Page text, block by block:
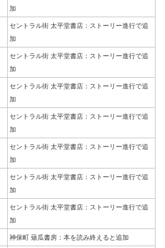
加
セントラル街 太平堂書店：ストーリー進行で追
加
セントラル街 太平堂書店：ストーリー進行で追
加
セントラル街 太平堂書店：ストーリー進行で追
加
セントラル街 太平堂書店：ストーリー進行で追
加
セントラル街 太平堂書店：ストーリー進行で追
加
セントラル街 太平堂書店：ストーリー進行で追
加
セントラル街 太平堂書店：ストーリー進行で追
加
神保町 薙瓜書房：本を読み終えると追加